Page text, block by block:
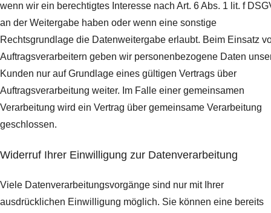
wenn wir ein berechtigtes Interesse nach Art. 6 Abs. 1 lit. f
an der Weitergabe haben oder wenn eine sonstige
Rechtsgrundlage die Datenweitergabe erlaubt. Beim Einsatz
Auftragsverarbeitern geben wir personenbezogene Daten
Kunden nur auf Grundlage eines gültigen Vertrags über
Auftragsverarbeitung weiter. Im Falle einer gemeinsamen
Verarbeitung wird ein Vertrag über gemeinsame Verarbeitung
geschlossen.
Widerruf Ihrer Einwilligung zur Datenverarbeitung
Viele Datenverarbeitungsvorgänge sind nur mit Ihrer
ausdrücklichen Einwilligung möglich. Sie können eine bereits